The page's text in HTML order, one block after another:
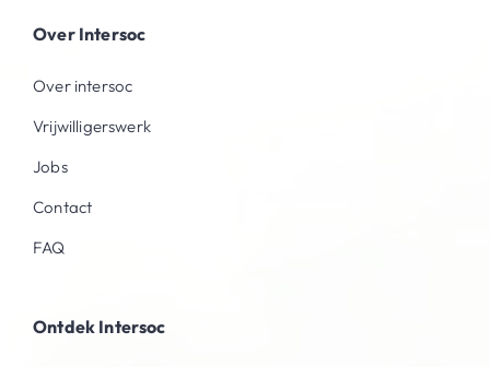
Over Intersoc
Over intersoc
Vrijwilligerswerk
Jobs
Contact
FAQ
Ontdek Intersoc